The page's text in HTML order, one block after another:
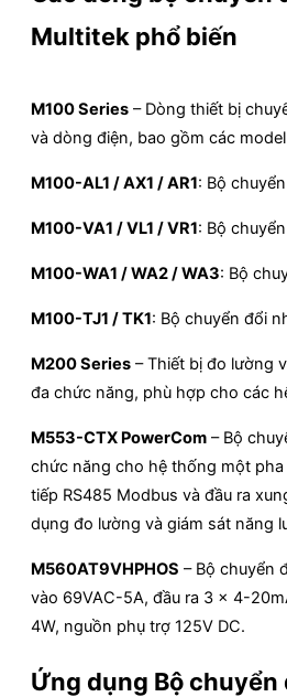
Multitek phổ biến
M100 Series – Dòng thiết bị
và dòng điện, bao gồm các
M100-AL1 / AX1 / AR1: Bộ
M100-VA1 / VL1 / VR1: Bộ
M100-WA1 / WA2 / WA3: Bộ
M100-TJ1 / TK1: Bộ chuyển đổi
M200 Series –Thiết bị đo lường
đa chức năng, phù hợp cho các
M553-CTX PowerCom – Bộ
chức năng cho hệ thống một
tiếp RS485 Modbus và đầu ra
dụng đo lường và giám sát năng
M560AT9VHPHOS – Bộ chuyển
vào 69VAC-5A, đầu ra 3 x 4-
4W, nguồn phụ trợ 125V DC.
Ứng dụng Bộ chuyển